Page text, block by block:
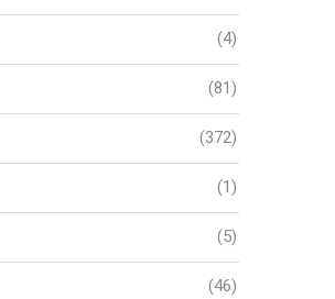
(4)
(81)
(372)
(1)
(5)
(46)